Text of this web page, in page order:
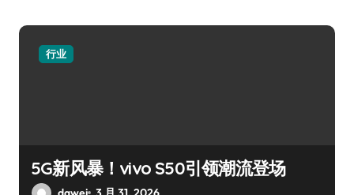
行业
5G新风暴！vivo S50引领潮流登场